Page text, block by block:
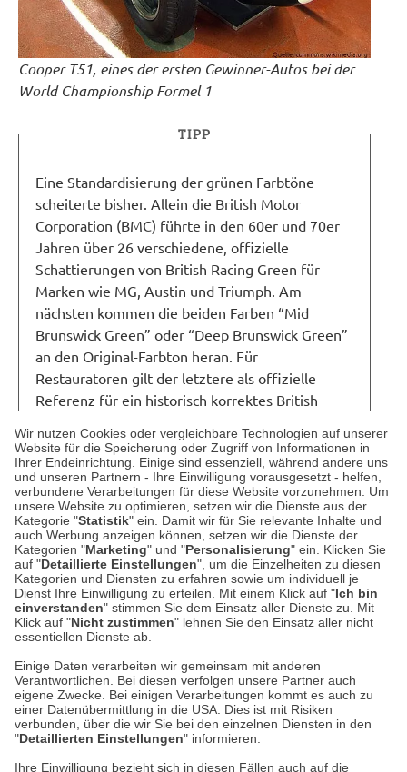
Wir nutzen Cookies oder vergleichbare Technologien auf unserer
Website für die Speicherung oder Zugriff von Informationen in
Ihrer Endeinrichtung. Einige sind essenziell, während andere uns
und unseren Partnern - Ihre Einwilligung vorausgesetzt - helfen,
verbundene Verarbeitungen für diese Website vorzunehmen. Um
unsere Website zu optimieren, setzen wir die Dienste aus der
Kategorie "Statistik" ein. Damit wir für Sie relevante Inhalte und
auch Werbung anzeigen können, setzen wir die Dienste der
Kategorien "Marketing" und "Personalisierung" ein. Klicken Sie
auf "Detaillierte Einstellungen", um die Einzelheiten zu diesen
Kategorien und Diensten zu erfahren sowie um individuell je
Dienst Ihre Einwilligung zu erteilen. Mit einem Klick auf "Ich bin
einverstanden" stimmen Sie dem Einsatz aller Dienste zu. Mit
Klick auf "Nicht zustimmen" lehnen Sie den Einsatz aller nicht
essentiellen Dienste ab.
Einige Daten verarbeiten wir gemeinsam mit anderen
Verantwortlichen. Bei diesen verfolgen unsere Partner auch
eigene Zwecke. Bei einigen Verarbeitungen kommt es auch zu
einer Datenübermittlung in die USA. Dies ist mit Risiken
verbunden, über die wir Sie bei den einzelnen Diensten in den
"Detaillierten Einstellungen" informieren.
Ihre Einwilligung bezieht sich in diesen Fällen auch auf die
Cooper T51, eines der ersten Gewinner-Autos bei der
World Championship Formel 1
TIPP
Eine Standardisierung der grünen Farbtöne
scheiterte bisher. Allein die British Motor
Corporation (BMC) führte in den 60er und 70er
Jahren über 26 verschiedene, offizielle
Schattierungen von British Racing Green für
Marken wie MG, Austin und Triumph. Am
nächsten kommen die beiden Farben “Mid
Brunswick Green” oder “Deep Brunswick Green”
an den Original-Farbton heran. Für
Restauratoren gilt der letztere als offizielle
Referenz für ein historisch korrektes British
Bei Miniatur-Modellen gibt es ein eher skurriles
Problem: Modelle im Maßstab 1:43 oder 1:18,
die mit exakt der originalen Farbmischung
lackiert werden, wirken für das menschliche
Auge aufgrund der fehlenden Lichtreflexion oft
viel zu dunkel ("Scale Color Effect"), weshalb
Modellbauer den Lack künstlich aufhellen
müssen.
Datenschutz
Impressum